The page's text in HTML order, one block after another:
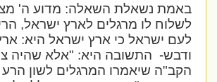
באמת נשאלת השאלה: מדוע ה'
לשלוח לו מרגלים לארץ ישראל,
לעם ישראל כי ארץ ישראל היא:
ודבש- התשובה היא: "אלא שהיה
הקב"ה שיאמרו המרגלים לשון הרע